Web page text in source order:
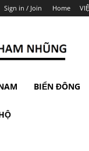
Sign in / Join Home
BIỂN ĐÔNG